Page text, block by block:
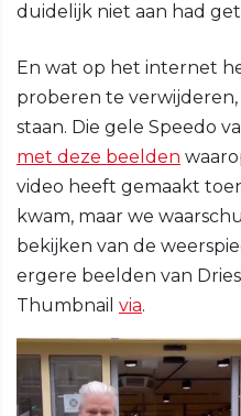
duidelijk niet aan had
En wat op het internet
proberen te
staan. Die gele Speedo
met deze beelden
video heeft gemaakt
kwam, maar we
bekijken van de
ergere beelden van
Thumbnail via.